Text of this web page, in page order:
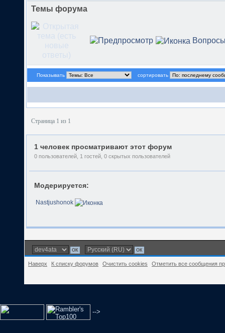
Темы форума
Показывать сортировать
Страница 1 из 1
1 человек просматривают этот форум
0 пользователей, 1 гостей, 0 скрытых пользователей
Модерируется:
Nastjushonok
Наверх К списку форумов Очистить cookies Отметить все сообщения
-->